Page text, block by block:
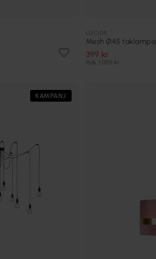
Mesh Ø45 taklampa
399 kr
Rek. 1 059 kr
KAMPANJ